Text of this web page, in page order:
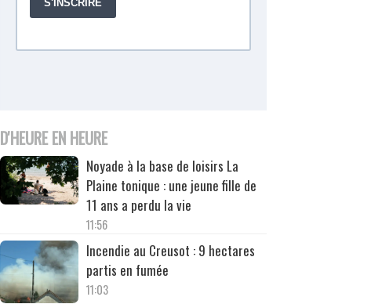
D'HEURE EN HEURE
Noyade à la base de loisirs La
Plaine tonique : une jeune fille de
11 ans a perdu la vie
11:56
Incendie au Creusot : 9 hectares
partis en fumée
11:03